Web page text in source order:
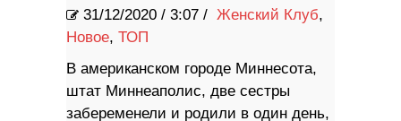
31/12/2020 / 3:07 / Женский Клуб,
Новое, ТОП
В американском городе Миннесота,
штат Миннеаполис, две сестры
забеременели и родили в один день,